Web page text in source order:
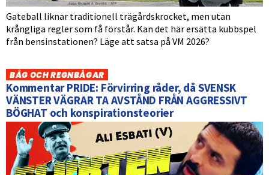
Gateball liknar traditionell trägårdskrocket, men utan
krångliga regler som få förstår. Kan det här ersätta kubbspel
från bensinstationen? Läge att satsa på VM 2026?
BÅG OCH REGNBÅGAR
Kommentar PRIDE: Förvirring råder, då SVENSK
VÄNSTER VÄGRAR TA AVSTÅND FRÅN AGGRESSIVT
BÖGHAT och konspirationsteorier